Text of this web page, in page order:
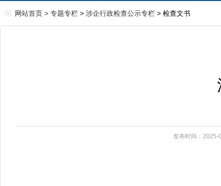
网站首页 > 专题专栏 > 涉企行政检查公示专栏 > 检查文书
发布时间：2025-